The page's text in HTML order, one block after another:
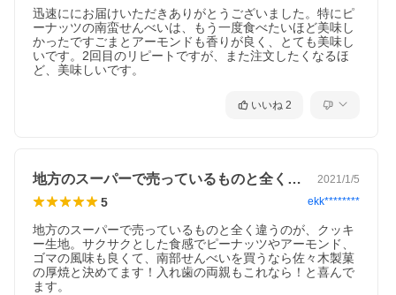
迅速ににお届けいただきありがとうございました。特にピ
ーナッツの南蛮せんべいは、もう一度食べたいほど美味し
かったですごまとアーモンドも香りが良く、とても美味し
いです。2回目のリピートですが、また注文したくなるほ
ど、美味しいです。
いいね 2
地方のスーパーで売っているものと全く違… 2021/1/5
5 ekk********
地方のスーパーで売っているものと全く違うのが、クッキ
ー生地。サクサクとした食感でピーナッツやアーモンド、
ゴマの風味も良くて、南部せんべいを買うなら佐々木製菓
の厚焼と決めてます！入れ歯の両親もこれなら！と喜んで
ます。